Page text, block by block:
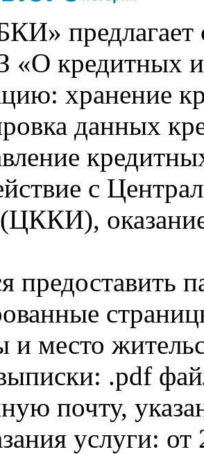
предлагает
кредитных
хранение
данных
с
предоставить
и место
.pdf
почту,
услуги: от